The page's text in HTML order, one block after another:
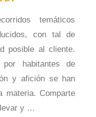
temáticos
con tal de
posible al cliente.
habitantes de
y afición se han
materia. Comparte
y …